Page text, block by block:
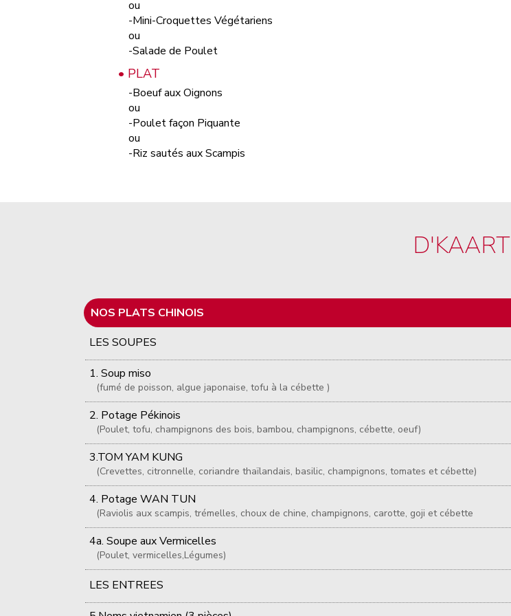
ou
-Mini-Croquettes Végétariens
ou
-Salade de Poulet
• PLAT
-Boeuf aux Oignons
ou
-Poulet façon Piquante
ou
-Riz sautés aux Scampis
D'KAART
NOS PLATS CHINOIS
LES SOUPES
1. Soup miso
(fumé de poisson, algue japonaise, tofu à la cébette )
2. Potage Pékinois
(Poulet, tofu, champignons des bois, bambou, champignons, cébette, oeuf)
3.TOM YAM KUNG
(Crevettes, citronnelle, coriandre thaïlandais, basilic, champignons, tomates et cébette)
4. Potage WAN TUN
(Raviolis aux scampis, trémelles, choux de chine, champignons, carotte, goji et cébette
4a. Soupe aux Vermicelles
(Poulet, vermicelles,Légumes)
LES ENTREES